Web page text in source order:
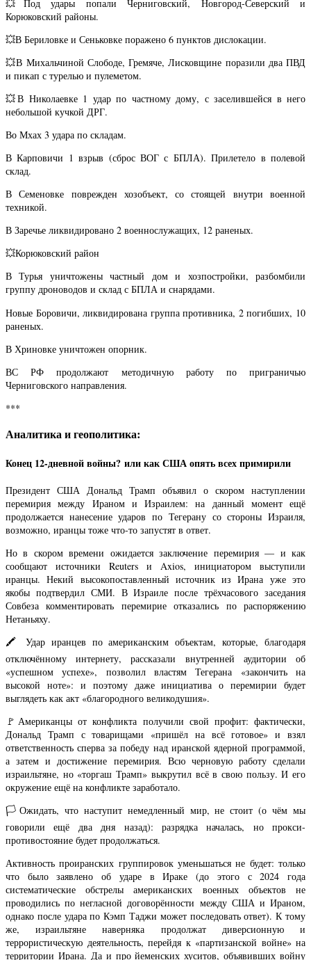
💥Под удары попали Черниговский, Новгород-Северский и
Корюковский районы.
💥В Бериловке и Сеньковке поражено 6 пунктов дислокации.
💥В Михальчиной Слободе, Гремяче, Лисковщине поразили два ПВД
и пикап с турелью и пулеметом.
💥В Николаевке 1 удар по частному дому, с заселившейся в него
небольшой кучкой ДРГ.
Во Мхах 3 удара по складам.
В Карповичи 1 взрыв (сброс ВОГ с БПЛА). Прилетело в полевой
склад.
В Семеновке поврежден хозобъект, со стоящей внутри военной
техникой.
В Заречье ликвидировано 2 военнослужащих, 12 раненых.
💥Корюковский район
В Турья уничтожены частный дом и хозпостройки, разбомбили
группу дроноводов и склад с БПЛА и снарядами.
Новые Боровичи, ликвидирована группа противника, 2 погибших, 10
раненых.
В Хриновке уничтожен опорник.
ВС РФ продолжают методичную работу по приграничью
Черниговского направления.
***
Аналитика и геополитика:
Конец 12-дневной войны? или как США опять всех примирили
Президент США Дональд Трамп объявил о скором наступлении
перемирия между Ираном и Израилем: на данный момент ещё
продолжается нанесение ударов по Тегерану со стороны Израиля,
возможно, иранцы тоже что-то запустят в ответ.
Но в скором времени ожидается заключение перемирия — и как
сообщают источники Reuters и Axios, инициатором выступили
иранцы. Некий высокопоставленный источник из Ирана уже это
якобы подтвердил СМИ. В Израиле после трёхчасового заседания
Совбеза комментировать перемирие отказались по распоряжению
Нетаньяху.
🖍 Удар иранцев по американским объектам, которые, благодаря
отключённому интернету, рассказали внутренней аудитории об
«успешном успехе», позволил властям Тегерана «закончить на
высокой ноте»: и поэтому даже инициатива о перемирии будет
выглядеть как акт «благородного великодушия».
🚩Американцы от конфликта получили свой профит: фактически,
Дональд Трамп с товарищами «пришёл на всё готовое» и взял
ответственность сперва за победу над иранской ядерной программой,
а затем и достижение перемирия. Всю черновую работу сделали
израильтяне, но «торгаш Трамп» выкрутил всё в свою пользу. И его
окружение ещё на конфликте заработало.
🏳️Ожидать, что наступит немедленный мир, не стоит (о чём мы
говорили ещё два дня назад): разрядка началась, но прокси-
противостояние будет продолжаться.
Активность проиранских группировок уменьшаться не будет: только
что было заявлено об ударе в Ираке (до этого с 2024 года
систематические обстрелы американских военных объектов не
проводились по негласной договорённости между США и Ираном,
однако после удара по Кэмп Таджи может последовать ответ). К тому
же, израильтяне наверняка продолжат диверсионную и
террористическую деятельность, перейдя к «партизанской войне» на
территории Ирана. Да и про йеменских хуситов, объявивших войну